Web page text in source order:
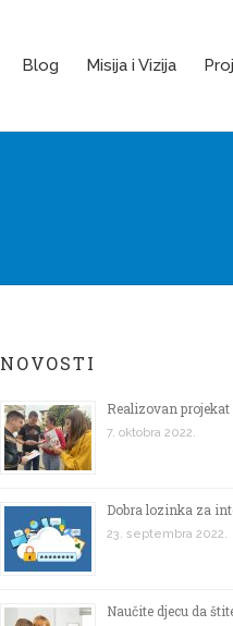
Blog Misija i Vizija
NOVOSTI
Realizovan
7. oktobra 2022.
Dobra lozinka za
23. septembra 2022.
Naučite djecu da